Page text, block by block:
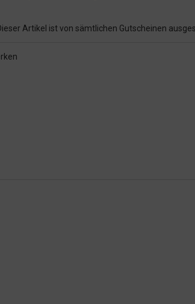
Artikel ist von sämtlichen Gutscheinen